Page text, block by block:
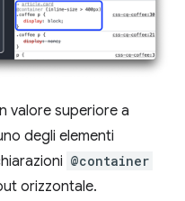
valore superiore a
degli elementi
@container
orizzontale.